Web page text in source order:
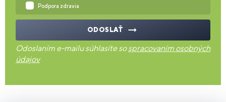
Podpora zdravia
ODOSLAŤ
Odoslaním e-mailu súhlasíte sospracovaním osobných
údajov